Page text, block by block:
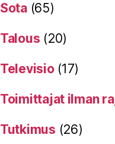
Sota(65)
Talous (20)
Televisio(17)
Toimittajat ilman
Tutkimus (26)